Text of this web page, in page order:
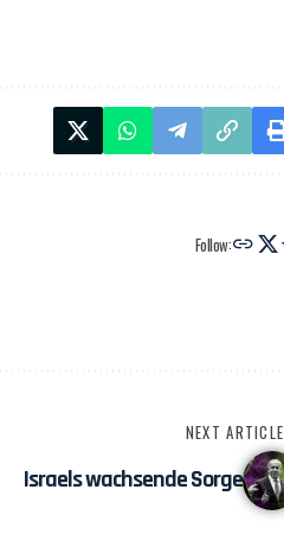
Follow:
NEXT ARTICLE
Israels wachsende Sorge